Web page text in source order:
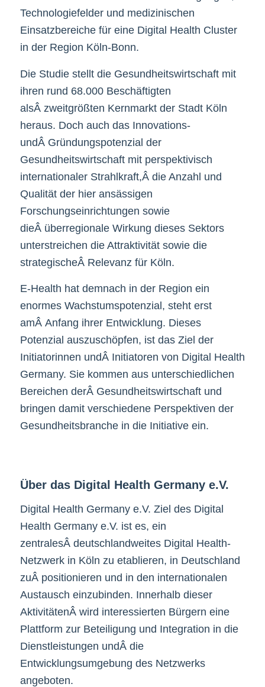
Technologiefelder und medizinischen
Einsatzbereiche für eine Digital Health Cluster
in der Region Köln-Bonn.
Die Studie stellt die Gesundheitswirtschaft mit
ihren rund 68.000 Beschäftigten
alsÂ zweitgrößten Kernmarkt der Stadt Köln
heraus. Doch auch das Innovations-
undÂ Gründungspotenzial der
Gesundheitswirtschaft mit perspektivisch
internationaler Strahlkraft,Â die Anzahl und
Qualität der hier ansässigen
Forschungseinrichtungen sowie
dieÂ überregionale Wirkung dieses Sektors
unterstreichen die Attraktivität sowie die
strategischeÂ Relevanz für Köln.
E-Health hat demnach in der Region ein
enormes Wachstumspotenzial, steht erst
amÂ Anfang ihrer Entwicklung. Dieses
Potenzial auszuschöpfen, ist das Ziel der
Initiatorinnen undÂ Initiatoren von Digital Health
Germany. Sie kommen aus unterschiedlichen
Bereichen derÂ Gesundheitswirtschaft und
bringen damit verschiedene Perspektiven der
Gesundheitsbranche in die Initiative ein.
Über das Digital Health Germany e.V.
Digital Health Germany e.V. Ziel des Digital
Health Germany e.V. ist es, ein
zentralesÂ deutschlandweites Digital Health-
Netzwerk in Köln zu etablieren, in Deutschland
zuÂ positionieren und in den internationalen
Austausch einzubinden. Innerhalb dieser
AktivitätenÂ wird interessierten Bürgern eine
Plattform zur Beteiligung und Integration in die
Dienstleistungen undÂ die
Entwicklungsumgebung des Netzwerks
angeboten.